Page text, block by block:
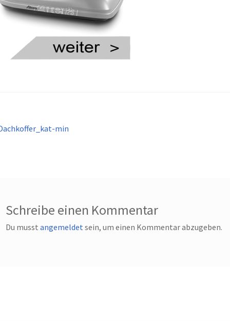
min
Schreibe einen Kommentar
Du musstangemeldet sein, um einen Kommentar abzugeben.